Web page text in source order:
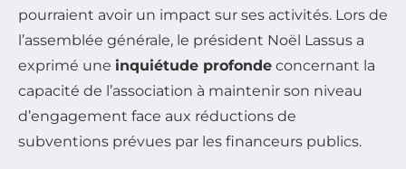
pourraient avoir un impact sur ses activités. Lors de
l’assemblée générale, le président Noël Lassus a
exprimé une inquiétude profonde concernant la
capacité de l’association à maintenir son niveau
d’engagement face aux réductions de
subventions prévues par les financeurs publics.